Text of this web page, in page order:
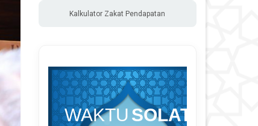
Kalkulator Zakat Pendapatan